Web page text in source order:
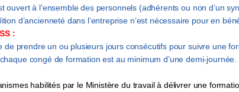
ouvert à l’ensemble des personnels (adhérentsou nond’un
d’ancienneté dans l’entreprise n’est nécessaire pour en
:
de prendre un ou plusieurs jours consécutifs pour suivre une
congé de formation est au minimum d’unedemi-journée
habilités par le Ministère du travailà délivrer une